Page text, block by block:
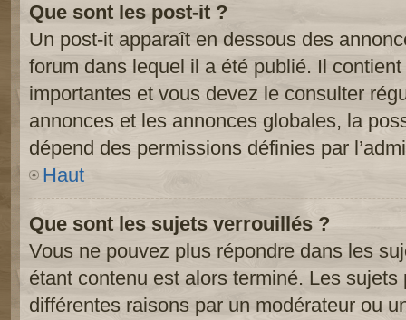
Que sont les post-it ?
Un post-it apparaît en dessous des
forum dans lequel il a été publié. Il
importantes et vous devez le consulter
annonces et les annonces globales, la
dépend des permissions définies par
Haut
Que sont les sujets verrouillés ?
Vous ne pouvez plus répondre dans les
étant contenu est alors terminé. Les
différentes raisons par un modérateur ou